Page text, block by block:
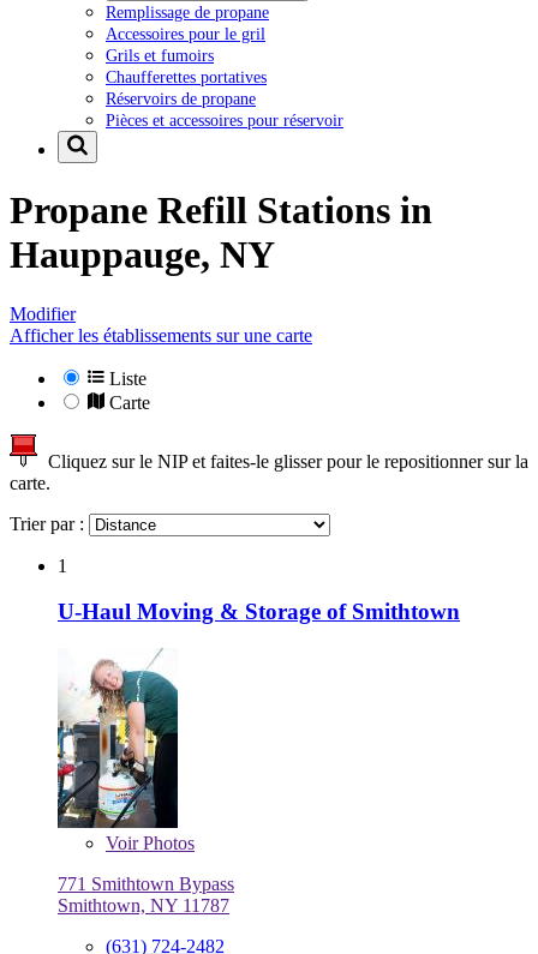
Remplissage de propane
Accessoires pour le gril
Grils et fumoirs
Chaufferettes portatives
Réservoirs de propane
Pièces et accessoires pour réservoir
Propane Refill Stations in
Hauppauge, NY
Modifier
Afficher les établissements sur une carte
Liste
Carte
Cliquez sur le NIP et faites-le glisser pour le repositionner sur la
carte.
Trier par :
1
U-Haul Moving & Storage of Smithtown
VoirPhotos
771 Smithtown Bypass
Smithtown, NY 11787
(631) 724-2482